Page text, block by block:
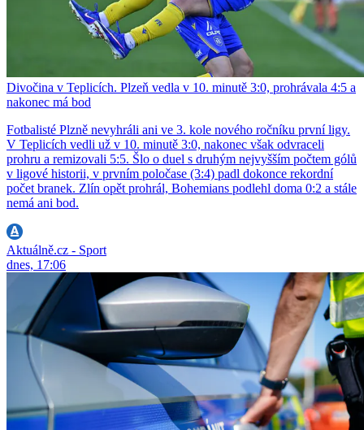
Divočina v Teplicích. Plzeň vedla v 10. minutě 3:0, prohrávala 4:5 a
nakonec má bod
Fotbalisté Plzně nevyhráli ani ve 3. kole nového ročníku první ligy.
V Teplicích vedli už v 10. minutě 3:0, nakonec však odvraceli
prohru a remizovali 5:5. Šlo o duel s druhým nejvyšším počtem gólů
v ligové historii, v prvním poločase (3:4) padl dokonce rekordní
počet branek. Zlín opět prohrál, Bohemians podlehl doma 0:2 a stále
nemá ani bod.
Aktuálně.cz - Sport
dnes, 17:06